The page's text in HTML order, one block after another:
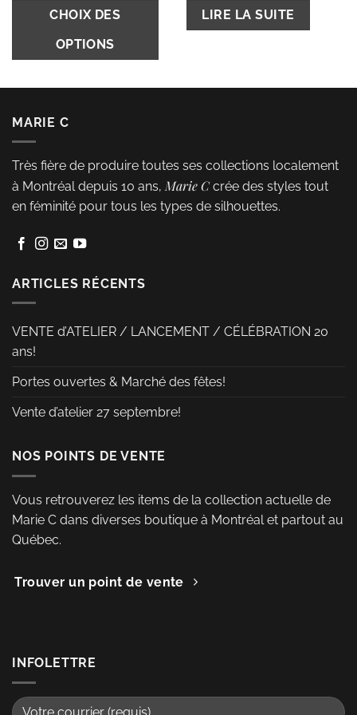
était :
89,00 $.
CHOIX DES
OPTIONS
produit
variations.
être
choisies
sur
LIRE LA SUITE
MARIE C
Très fière de produire toutes ses collections localement
à Montréal depuis 10 ans,Marie Ccrée des styles tout
en féminité pour tous les types de silhouettes.
ARTICLES RÉCENTS
VENTE d’ATELIER / LANCEMENT / CÉLÉBRATION 20
ans!
Portes ouvertes & Marché des fêtes!
Vente d’atelier 27 septembre!
NOS POINTS DE VENTE
Vous retrouverez les items de la collection actuelle de
Marie C dans diverses boutique à Montréal et partout au
Québec.
Trouver un point de vente
INFOLETTRE